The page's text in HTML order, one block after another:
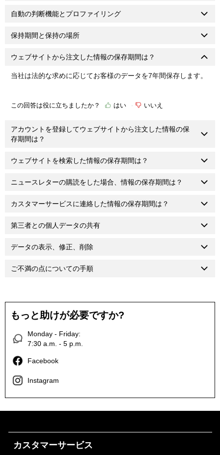
自動の判断機能とプロファイリング
保持期間と保持の場所
ウェブサイトから注文した情報の保存期間は？
当社は法的な求めに応じてお客様のデータを7年間保存します。
この回答は役に立ちましたか？ はい いいえ
アカウントを登録してウェブサイトから注文した情報の保
存期間は？
ウェブサイトを検索した情報の保存期間は？
ニュースレターの購読をした場合、情報の保存期間は？
カスタマーサービスに連絡した情報の保存期間は？
第三者との個人データの共有
データの表示、修正、削除
ご不満の点についての手順
もっと助けが必要ですか?
Monday - Friday:
7:30 a.m. - 5 p.m.
Facebook
Instagram
カスタマーサービス